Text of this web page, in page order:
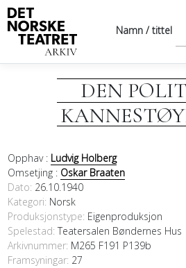
Namn / tittel
DEN
Opphav : Ludvig Holberg
Omsetjing : Oskar Braaten
Dato 26.10.1940
Kategori Norsk
Produksjonstype: Eigenproduksjon
Spelestad: Teatersalen Bøndernes Hus
Arkivnummer: M265 F191 P139b
Framsyningar: 27